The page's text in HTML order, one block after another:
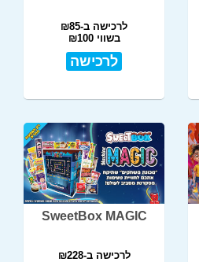
לרכישה ב-₪85
בשווי ₪100
לרכישה
SweetBox MAGIC
לרכישה ב-₪228